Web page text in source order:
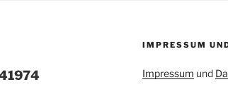
IMPRESSUM
Impressum und